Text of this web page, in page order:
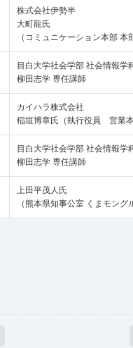
株式会社伊勢半
大町龍氏
（コミュニケーション本部 本
目白大学社会学部 社会情報学
柳田志学 専任講師
カイハラ株式会社
稲垣博章氏（執行役員 営業本
目白大学社会学部 社会情報学
柳田志学 専任講師
上田平茂人氏
（熊本県知事公室 くまモング